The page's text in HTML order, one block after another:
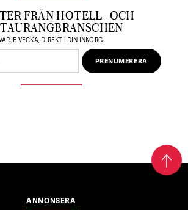
FRÅN HOTELL- OCH
VECKA, DIREKT I DIN INKORG.
ANNONSERA